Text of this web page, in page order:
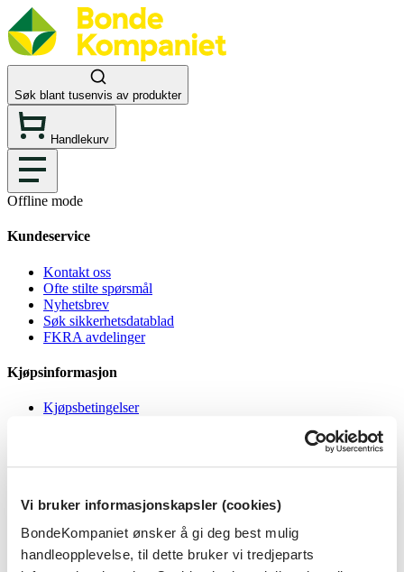
Vi bruker informasjonskapsler (cookies)
BondeKompaniet ønsker å gi deg best mulig
handleopplevelse, til dette bruker vi tredjeparts
Søk blant tusenvis av produkter
Handlekurv
Offline mode
Kundeservice
Kontakt oss
Ofte stilte spørsmål
Nyhetsbrev
Søk sikkerhetsdatablad
FKRA avdelinger
Kjøpsinformasjon
Kjøpsbetingelser
Informasjonskapsler
BondeKompaniet
Våre butikker